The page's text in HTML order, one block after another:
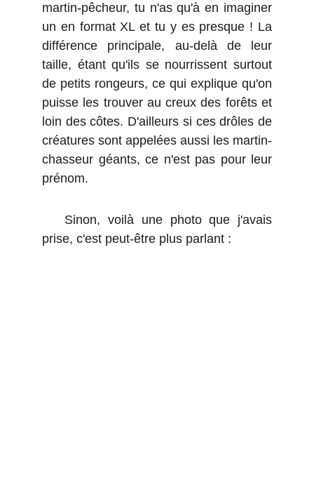
martin-pêcheur, tu n'as qu'à en imaginer
un en format XL et tu y es presque ! La
différence principale, au-delà de leur
taille, étant qu'ils se nourrissent surtout
de petits rongeurs, ce qui explique qu'on
puisse les trouver au creux des forêts et
loin des côtes. D'ailleurs si ces drôles de
créatures sont appelées aussi les martin-
chasseur géants, ce n'est pas pour leur
prénom.
Sinon, voilà une photo que j'avais
prise, c'est peut-être plus parlant :